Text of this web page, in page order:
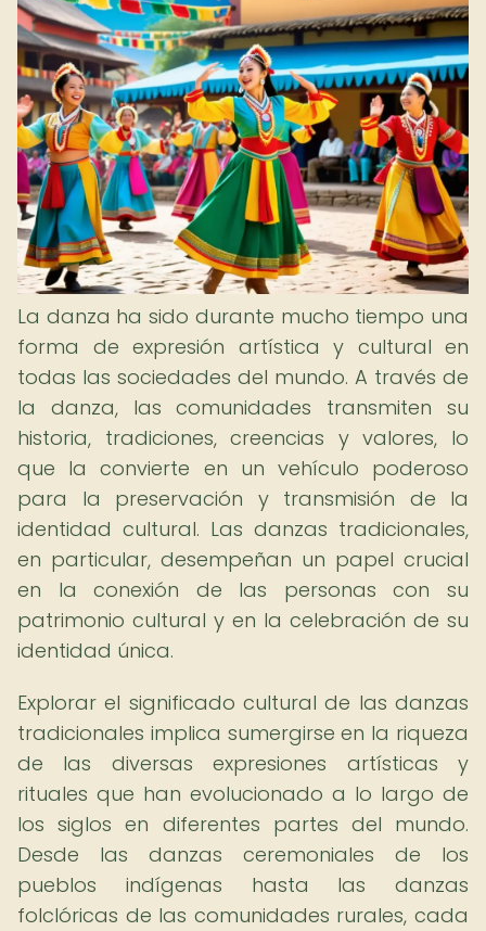
La danza ha sido durante mucho tiempo una
forma de expresión artística y cultural en
todas las sociedades del mundo. A través de
la danza, las comunidades transmiten su
historia, tradiciones, creencias y valores, lo
que la convierte en un vehículo poderoso
para la preservación y transmisión de la
identidad cultural. Las danzas tradicionales,
en particular, desempeñan un papel crucial
en la conexión de las personas con su
patrimonio cultural y en la celebración de su
identidad única.
Explorar el significado cultural de las danzas
tradicionales implica sumergirse en la riqueza
de las diversas expresiones artísticas y
rituales que han evolucionado a lo largo de
los siglos en diferentes partes del mundo.
Desde las danzas ceremoniales de los
pueblos indígenas hasta las danzas
folclóricas de las comunidades rurales, cada